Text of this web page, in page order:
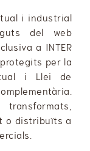
i industrial
del web
a INTER
protegits per la
i Llei de
o distribuïts a